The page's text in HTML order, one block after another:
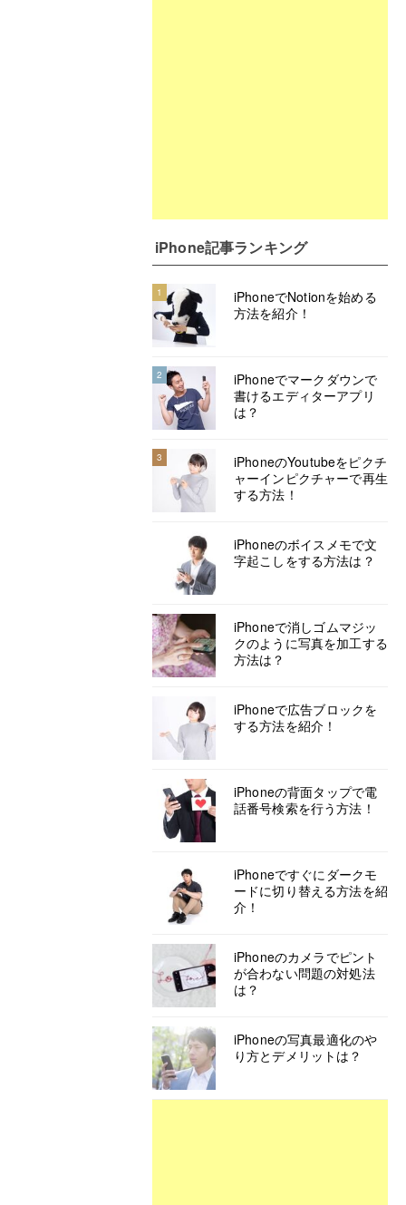
iPhone記事ランキング
1
iPhoneでNotionを始める
方法を紹介！
2
iPhoneでマークダウンで
書けるエディターアプリ
は？
3
iPhoneのYoutubeをピクチ
ャーインピクチャーで再生
する方法！
iPhoneのボイスメモで文
字起こしをする方法は？
iPhoneで消しゴムマジッ
クのように写真を加工する
方法は？
iPhoneで広告ブロックを
する方法を紹介！
iPhoneの背面タップで電
話番号検索を行う方法！
iPhoneですぐにダークモ
ードに切り替える方法を紹
介！
iPhoneのカメラでピント
が合わない問題の対処法
は？
iPhoneの写真最適化のや
り方とデメリットは？